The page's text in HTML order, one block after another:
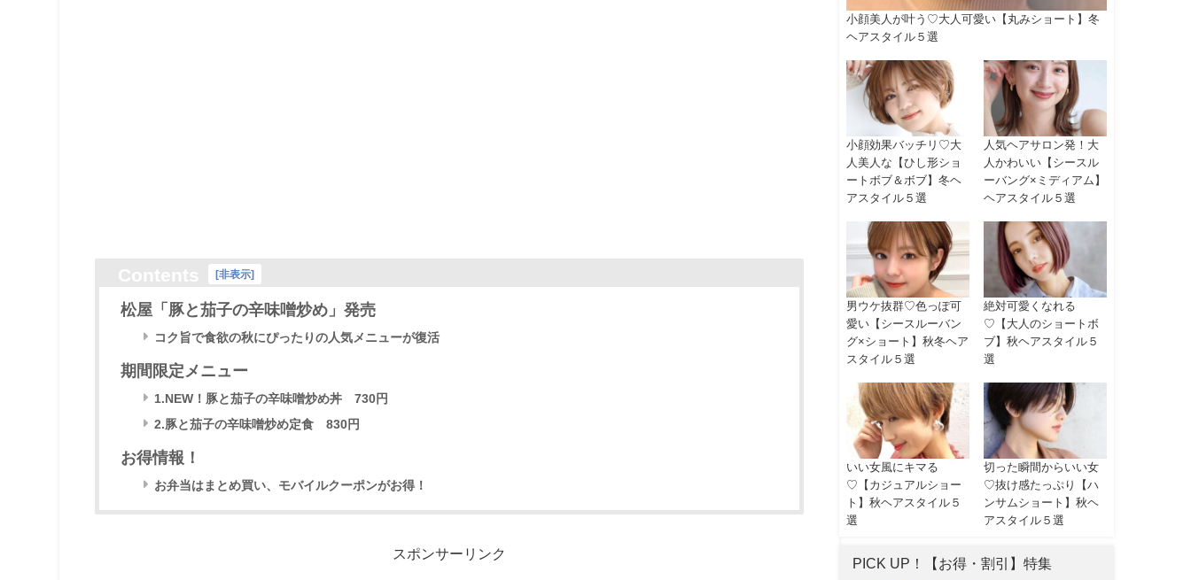
[非表示]
松屋「豚と茄子の辛味噌炒め」発売
コク旨で食欲の秋にぴったりの人気メニューが復活
期間限定メニュー
1.NEW！豚と茄子の辛味噌炒め丼 730円
2.豚と茄子の辛味噌炒め定食 830円
お得情報！
お弁当はまとめ買い、モバイルクーポンがお得！
スポンサーリンク
小顔美人が叶う♡大人可愛い【丸みショート】冬
ヘアスタイル５選
小顔効果バッチリ♡大
人美人な【ひし形ショ
ートボブ＆ボブ】冬ヘ
アスタイル５選
人気ヘアサロン発！大
人かわいい【シースル
ーバング×ミディアム】
ヘアスタイル５選
男ウケ抜群♡色っぽ可
愛い【シースルーバン
グ×ショート】秋冬ヘア
スタイル５選
絶対可愛くなれる
♡【大人のショートボ
ブ】秋ヘアスタイル５
選
いい女風にキマる
♡【カジュアルショー
ト】秋ヘアスタイル５
選
切った瞬間からいい女
♡抜け感たっぷり【ハ
ンサムショート】秋ヘ
アスタイル５選
PICK UP！【お得・割引】特集